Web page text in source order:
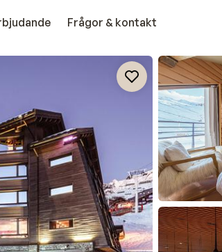
Frågor & kontakt